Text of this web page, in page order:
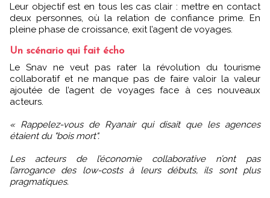
Leur objectif est en tous les cas clair : mettre en contact
deux personnes, où la relation de confiance prime. En
pleine phase de croissance, exit l’agent de voyages.
Un scénario qui fait écho
Le Snav ne veut pas rater la révolution du tourisme
collaboratif et ne manque pas de faire valoir la valeur
ajoutée de l’agent de voyages face à ces nouveaux
acteurs.
« Rappelez-vous de Ryanair qui disait que les agences
étaient du "bois mort".
Les acteurs de l’économie collaborative n’ont pas
l’arrogance des low-costs à leurs débuts, ils sont plus
pragmatiques.